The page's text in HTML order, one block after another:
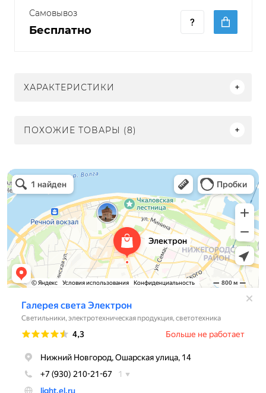
Самовывоз
Бесплатно
ХАРАКТЕРИСТИКИ
ПОХОЖИЕ ТОВАРЫ (8)
Электрон
Светильники в Нижнем Новгороде
Электротехническая продукция в Нижнем Новгороде